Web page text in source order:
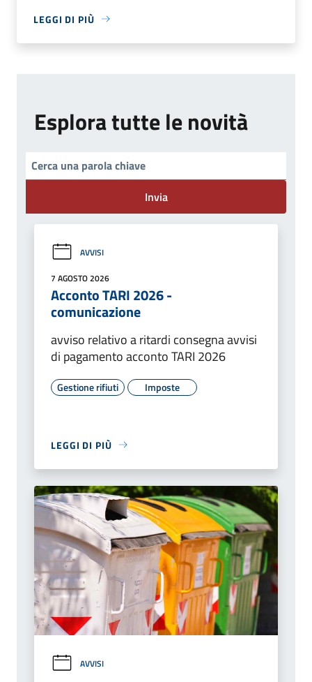
LEGGI DI PIÙ
Esplora tutte le novità
Invia
AVVISI
7 AGOSTO 2026
Acconto TARI 2026 -
comunicazione
avviso relativo a ritardi consegna avvisi
di pagamento acconto TARI 2026
Gestione rifiuti Imposte
LEGGI DI PIÙ
AVVISI